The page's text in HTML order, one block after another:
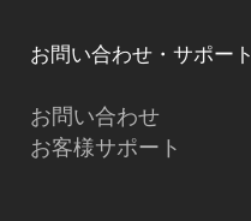
お問い合わせ・サポート
お問い合わせ
お客様サポート